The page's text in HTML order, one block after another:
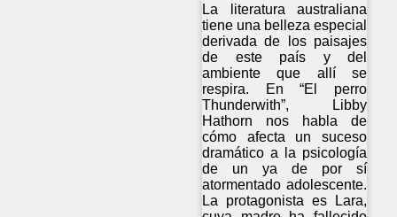
La literatura australiana
tiene una belleza especial
derivada de los paisajes
de este país y del
ambiente que allí se
respira. En “El perro
Thunderwith”, Libby
Hathorn nos habla de
cómo afecta un suceso
dramático a la psicología
de un ya de por sí
atormentado adolescente.
La protagonista es Lara,